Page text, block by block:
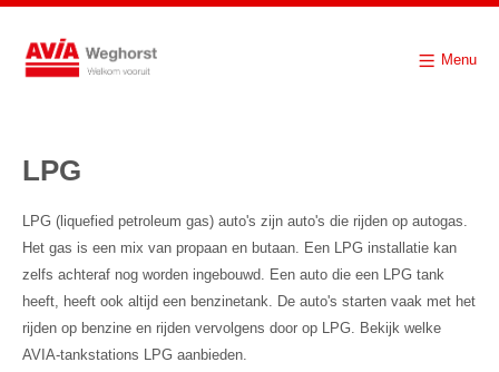
Menu
LPG
LPG (liquefied petroleum gas) auto's zijn auto's die rijden op autogas.
Het gas is een mix van propaan en butaan. Een LPG installatie kan
zelfs achteraf nog worden ingebouwd. Een auto die een LPG tank
heeft, heeft ook altijd een benzinetank. De auto's starten vaak met het
rijden op benzine en rijden vervolgens door op LPG. Bekijk welke
AVIA-tankstations LPG aanbieden.